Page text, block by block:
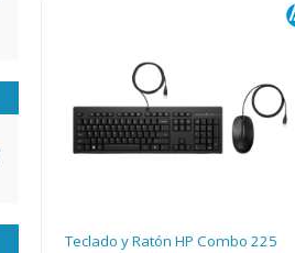
Teclado y Ratón HP Combo 225